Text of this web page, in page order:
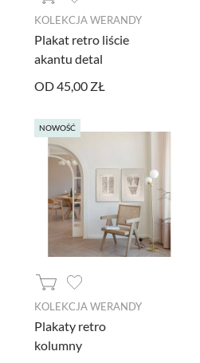
KOLEKCJA WERANDY
Plakat retro liście
akantu detal
OD 45,00 ZŁ
NOWOŚĆ
KOLEKCJA WERANDY
Plakaty retro
kolumny